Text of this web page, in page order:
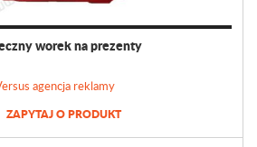
worek na prezenty
agencja reklamy
ZAPYTAJ O PRODUKT